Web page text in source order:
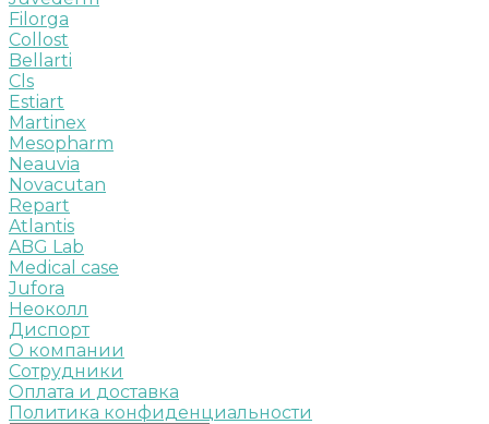
Filorga
Collost
Bellarti
Cls
Estiart
Martinex
Mesopharm
Neauvia
Novacutan
Repart
Atlantis
ABG Lab
Medical case
Jufora
Неоколл
Диспорт
О компании
Сотрудники
Оплата и доставка
Политика конфиденциальности